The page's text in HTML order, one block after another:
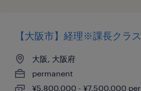
【大阪市】経理※課長クラス
大阪, 大阪府
permanent
¥5,800,000 - ¥7,500,000 per